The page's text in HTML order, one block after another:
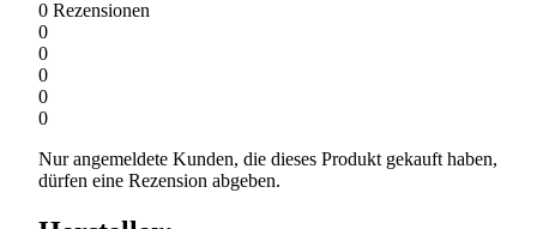
0 Rezensionen
0
0
0
0
0
Nur angemeldete Kunden, die dieses Produkt gekauft haben,
dürfen eine Rezension abgeben.